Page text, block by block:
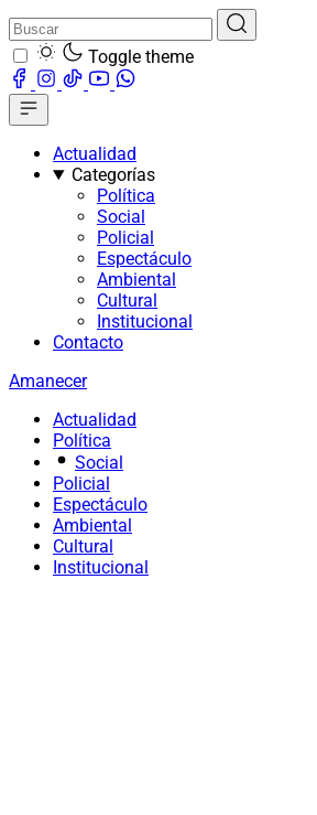
Toggle theme
Actualidad
Categorías
Política
Social
Policial
Espectáculo
Ambiental
Cultural
Institucional
Contacto
Amanecer
Actualidad
Política
Social
Policial
Espectáculo
Ambiental
Cultural
Institucional